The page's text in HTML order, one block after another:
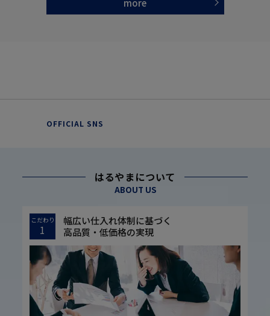
more
OFFICIAL SNS
はるやまについて
ABOUT US
こだわり
1
幅広い仕入れ体制に基づく
高品質・低価格の実現